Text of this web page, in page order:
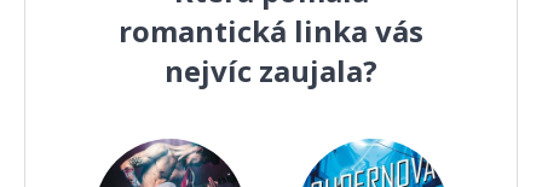
romantická linka vás
nejvíc zaujala?